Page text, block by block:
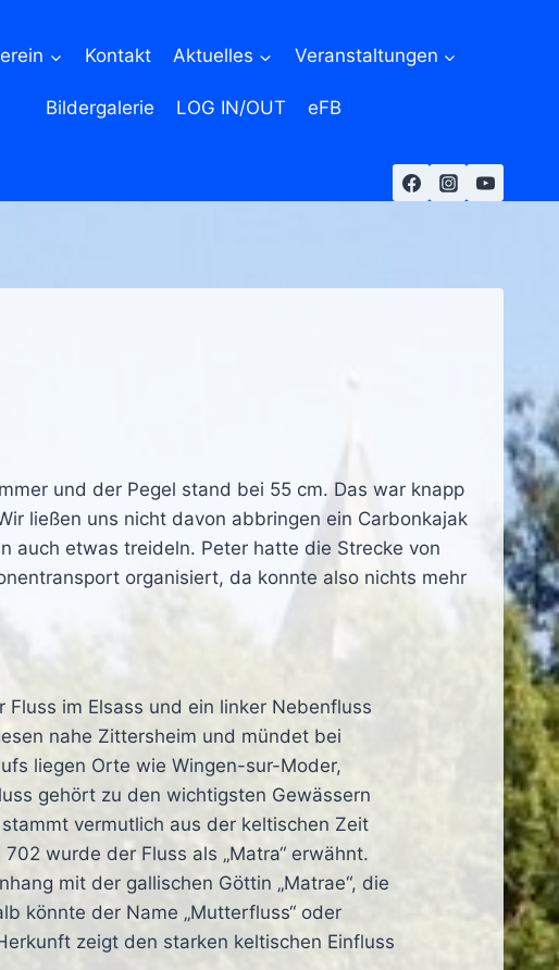
Kontakt Aktuelles Veranstaltungen
Bildergalerie LOG IN/OUT eFB
und der Pegel stand bei 55 cm. Das war knapp
ließen uns nicht davon abbringen ein Carbonkajak
auch etwas treideln. Peter hatte die Strecke von
organisiert, da konnte also nichts mehr
im Elsass und ein linker Nebenfluss
nahe Zittersheim und mündet bei
liegen Orte wie Wingen-sur-Moder,
gehört zu den wichtigsten Gewässern
vermutlich aus der keltischen Zeit
wurde der Fluss als „Matra“ erwähnt.
mit der gallischen Göttin „Matrae“, die
könnte der Name „Mutterfluss“ oder
zeigt den starken keltischen Einfluss